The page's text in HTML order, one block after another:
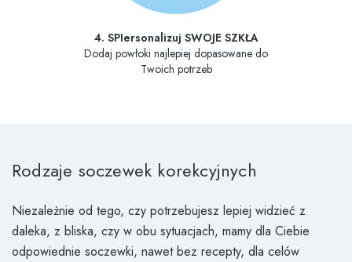
4. SPIersonalizuj SWOJE SZKŁA
Dodaj powłoki najlepiej dopasowane do
Twoich potrzeb
Rodzaje soczewek korekcyjnych
Niezależnie od tego, czy potrzebujesz lepiej widzieć z
daleka, z bliska, czy w obu sytuacjach, mamy dla Ciebie
odpowiednie soczewki, nawet bez recepty, dla celów